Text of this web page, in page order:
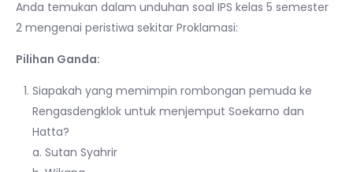
Anda temukan dalam unduhan soal IPS kelas 5 semester
2 mengenai peristiwa sekitar Proklamasi:
Pilihan Ganda:
Siapakah yang memimpin rombongan pemuda ke
Rengasdengklok untuk menjemput Soekarno dan
Hatta?
a. Sutan Syahrir